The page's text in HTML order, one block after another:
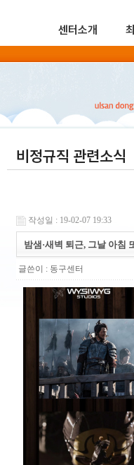
센터소개
비정규직 관련소식
작성일 : 19-02-07 19:33
밤샘·새벽 퇴근, 그날 아침
글쓴이 : 동구센터